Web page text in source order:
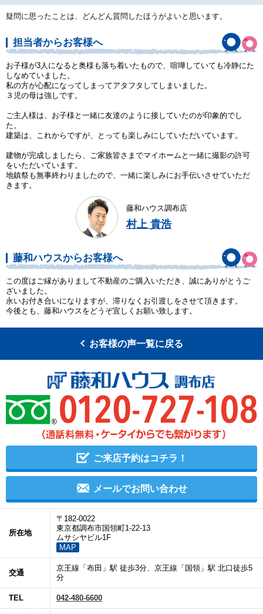
疑問に思ったことは、どんどん質問したほうがよいと思います。
担当者からお客様へ
お子様が3人になると奥様も落ち着いたもので、喧嘩していても冷静にた
しなめていました。
私の方が心配になってしまってアタフタしてしまいました。
３児の母は強しです。
ご主人様は、お子様と一緒に友達のように接していたのが印象的でし
た。
建築は、これからですが、とっても楽しみにしていただいています。
建物が完成しましたら、ご家族皆さまでマイホームと一緒に撮影の許可
をいただいています。
地鎮祭も無事終わりましたので、一緒に楽しみにお手伝いさせていただ
きます。
藤和ハウス調布店
村上 貴浩
藤和ハウスからお客様へ
この度はご縁がありまして不動産のご購入いただき、誠にありがとうご
ざいました。
永いお付き合いになりますが、滞りなくお引渡しをさせて頂きます。
今後とも、藤和ハウスをどうぞ宜しくお願い致します。
お客様の声一覧に戻る
ご来店予約はコチラ！
メールでお問い合わせ
所在地
〒182-0022
東京都調布市国領町1-22-13
ムサシヤビル1F
MAP
交通
京王線「布田」駅 徒歩3分、京王線「国領」駅 北口徒歩5
分
TEL 042-480-6600